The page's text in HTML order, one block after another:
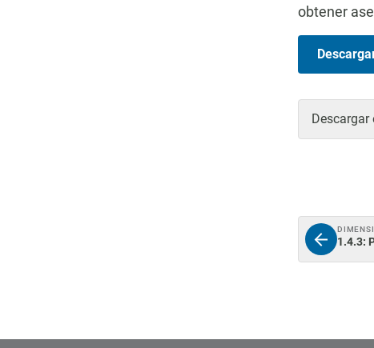
obtener
Descargar
1.4.3: